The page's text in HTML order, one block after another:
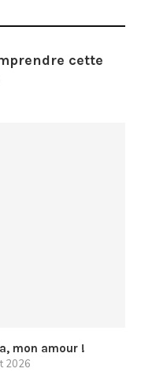
cette
mon amour !
2026